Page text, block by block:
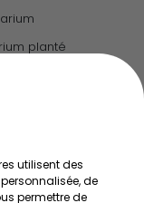
planté
utilisent des
de
permettre de